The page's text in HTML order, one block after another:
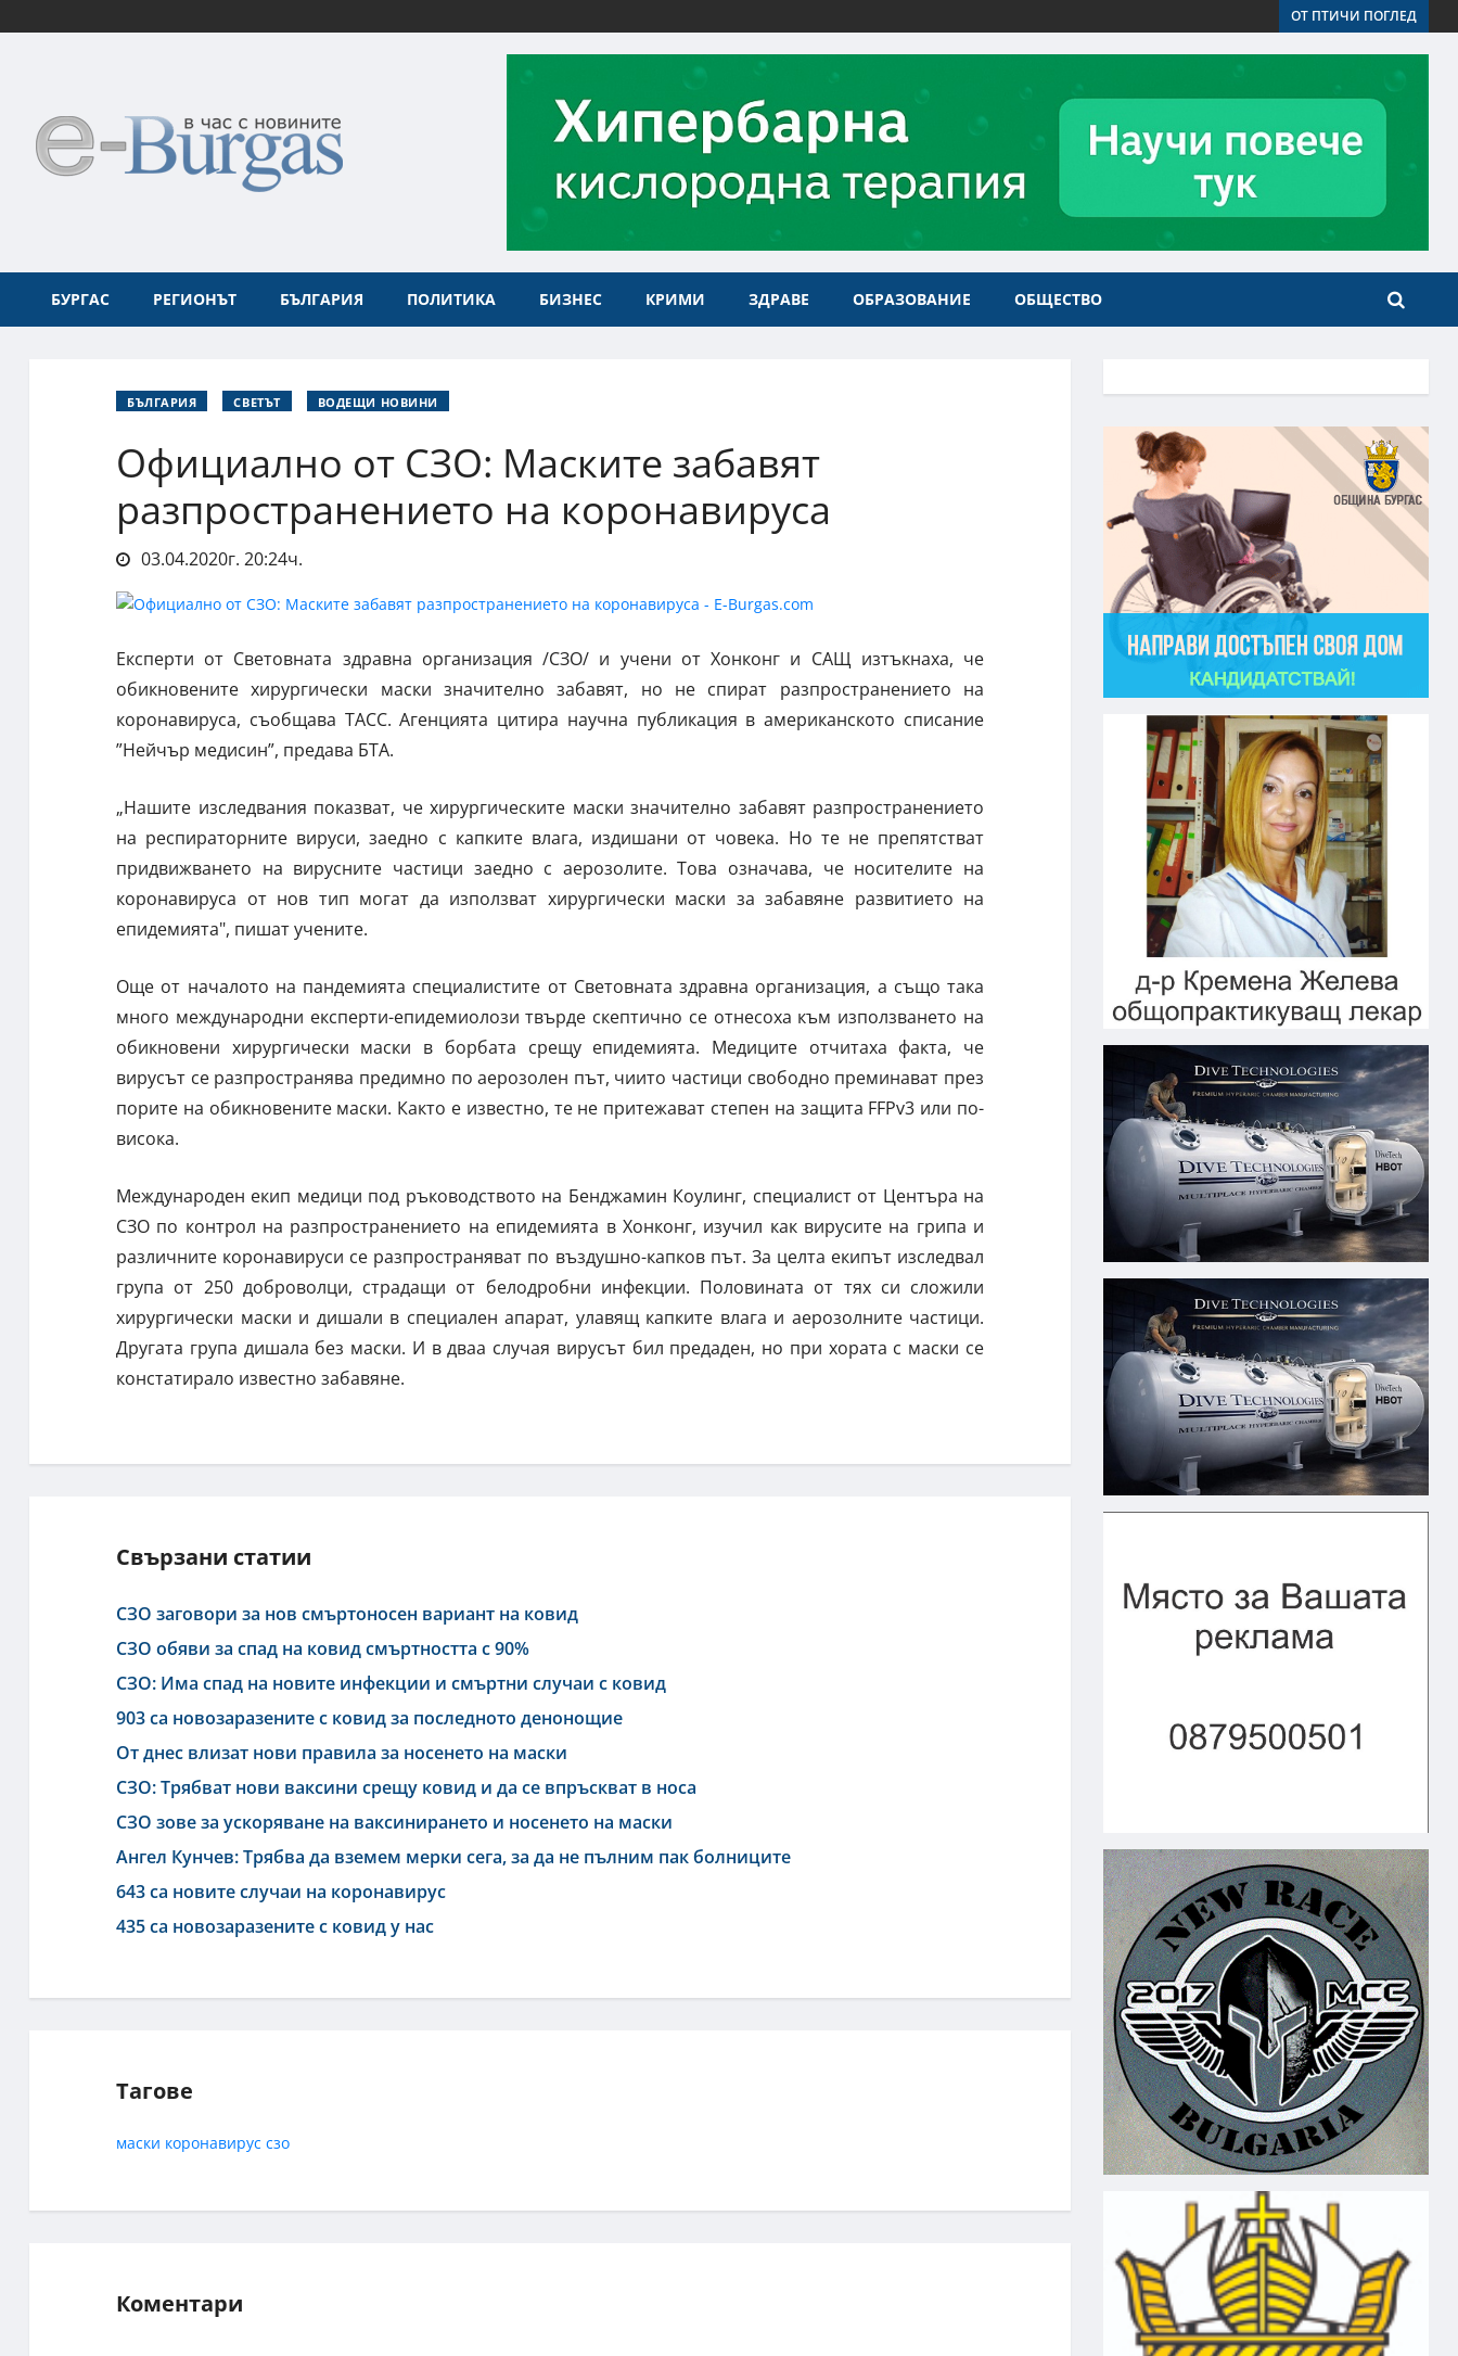
ОТ ПТИЧИ ПОГЛЕД
БУРГАС РЕГИОНЪТ БЪЛГАРИЯ ПОЛИТИКА БИЗНЕС КРИМИ ЗДРАВЕ ОБРАЗОВАНИЕ ОБЩЕСТВО
БЪЛГАРИЯ СВЕТЪТ ВОДЕЩИ НОВИНИ
Официално от СЗО: Маските забавят
разпространението на коронавируса
03.04.2020г. 20:24ч.
Експерти от Световната здравна организация /СЗО/ и учени от Хонконг и САЩ изтъкнаха, че
обикновените хирургически маски значително забавят, но не спират разпространението на
коронавируса, съобщава ТАСС. Агенцията цитира научна публикация в американското списание
”Нейчър медисин”, предава БТА.
„Нашите изследвания показват, че хирургическите маски значително забавят разпространението
на респираторните вируси, заедно с капките влага, издишани от човека. Но те не препятстват
придвижването на вирусните частици заедно с аерозолите. Това означава, че носителите на
коронавируса от нов тип могат да използват хирургически маски за забавяне развитието на
епидемията", пишат учените.
Още от началото на пандемията специалистите от Световната здравна организация, а също така
много международни експерти-епидемиолози твърде скептично се отнесоха към използването на
обикновени хирургически маски в борбата срещу епидемията. Медиците отчитаха факта, че
вирусът се разпространява предимно по аерозолен път, чиито частици свободно преминават през
порите на обикновените маски. Както е известно, те не притежават степен на защита FFPv3 или по-
висока.
Международен екип медици под ръководството на Бенджамин Коулинг, специалист от Центъра на
СЗО по контрол на разпространението на епидемията в Хонконг, изучил как вирусите на грипа и
различните коронавируси се разпространяват по въздушно-капков път. За целта екипът изследвал
група от 250 доброволци, страдащи от белодробни инфекции. Половината от тях си сложили
хирургически маски и дишали в специален апарат, улавящ капките влага и аерозолните частици.
Другата група дишала без маски. И в дваа случая вирусът бил предаден, но при хората с маски се
констатирало известно забавяне.
Свързани статии
СЗО заговори за нов смъртоносен вариант на ковид
СЗО обяви за спад на ковид смъртността с 90%
СЗО: Има спад на новите инфекции и смъртни случаи с ковид
903 са новозаразените с ковид за последното денонощие
От днес влизат нови правила за носенето на маски
СЗО: Трябват нови ваксини срещу ковид и да се впръскват в носа
СЗО зове за ускоряване на ваксинирането и носенето на маски
Ангел Кунчев: Трябва да вземем мерки сега, за да не пълним пак болниците
643 са новите случаи на коронавирус
435 са новозаразените с ковид у нас
Тагове
маски коронавирус сзо
Коментари